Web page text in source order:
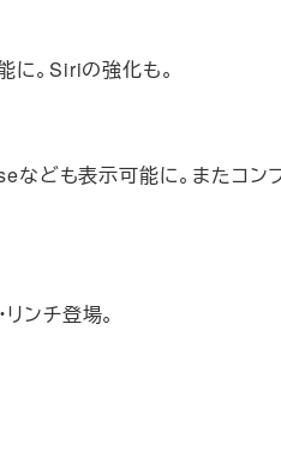
。Siriの強化も。
ども表示可能に。またコン
ンチ登場。